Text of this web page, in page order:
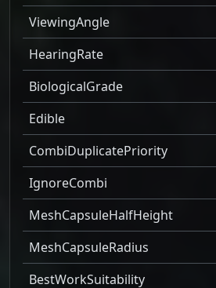
ViewingAngle
HearingRate
BiologicalGrade
Edible
CombiDuplicatePriority
IgnoreCombi
MeshCapsuleHalfHeight
MeshCapsuleRadius
BestWorkSuitability